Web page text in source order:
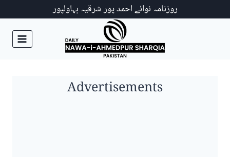
روزنامہ نوائے احمد پور شرقیہ بہاولپور
Advertisements